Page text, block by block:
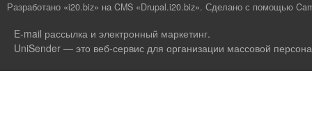
Разработано «i20.biz» на CMS «Drupal.i20.biz». Сделано с помощью
E-mail рассылка и электронный маркетинг.
UniSender — это веб-сервис для организации массовой